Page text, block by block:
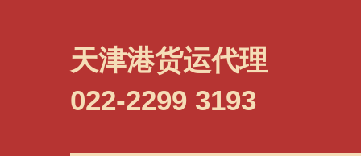
天津港货运代理
022-2299 3193